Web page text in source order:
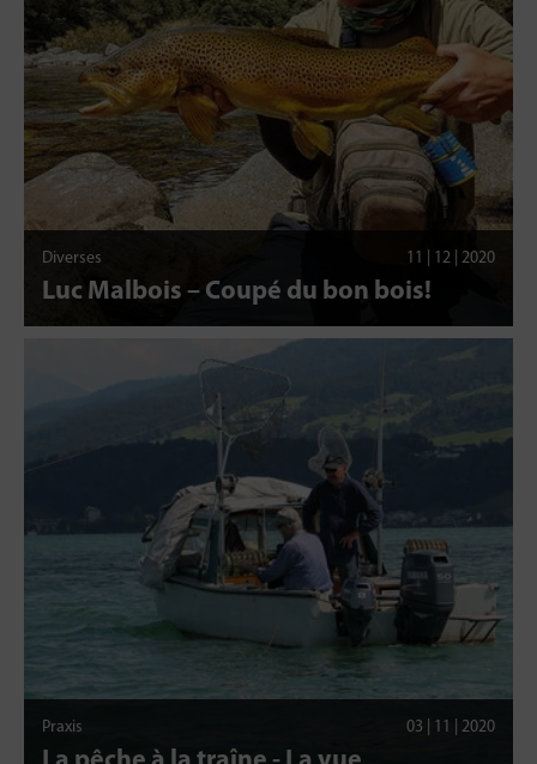
Diverses 11 | 12 | 2020
Luc Malbois – Coupé du bon bois!
Praxis 03 | 11 | 2020